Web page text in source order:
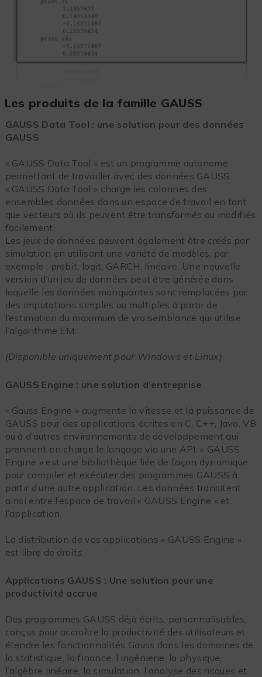
Les produits de la famille GAUSS
GAUSS Data Tool : une solution pour des données
GAUSS
« GAUSS Data Tool » est un programme autonome
permettant de travailler avec des données GAUSS.
« GAUSS Data Tool » charge les colonnes des
ensembles données dans un espace de travail en tant
que vecteurs où ils peuvent être transformés ou modifiés
facilement.
Les jeux de données peuvent également être créés par
simulation en utilisant une variété de modèles, par
exemple : probit, logit, GARCH, linéaire. Une nouvelle
version d’un jeu de données peut être générée dans
laquelle les données manquantes sont remplacées par
des imputations simples ou multiples à partir de
l’estimation du maximum de vraisemblance qui utilise
l’algorithme EM.
(Disponible uniquement pour Windows et Linux)
GAUSS Engine : une solution d’entreprise
« Gauss Engine » augmente la vitesse et la puissance de
GAUSS pour des applications écrites en C, C++, Java, VB
ou à d’autres environnements de développement qui
prennent en charge le langage via une API. « GAUSS
Engine » est une bibliothèque liée de façon dynamique
pour compiler et exécuter des programmes GAUSS à
partir d’une autre application. Les données transitent
ainsi entre l’espace de travail « GAUSS Engine » et
l’application.
La distribution de vos applications « GAUSS Engine »
est libre de droits.
Applications GAUSS : Une solution pour une
productivité accrue
Des programmes GAUSS déjà écrits, personnalisables,
conçus pour accroître la productivité des utilisateurs et
étendre les fonctionnalités Gauss dans les domaines de
la statistique, la finance, l’ingénierie, la physique,
l’algèbre linéaire, la simulation, l’analyse des risques et